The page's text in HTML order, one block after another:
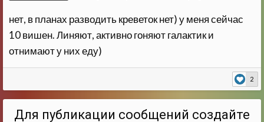
нет, в планах разводить креветок нет) у меня сейчас
10 вишен. Линяют, активно гоняют галактик и
отнимают у них еду)
2
Для публикации сообщений создайте